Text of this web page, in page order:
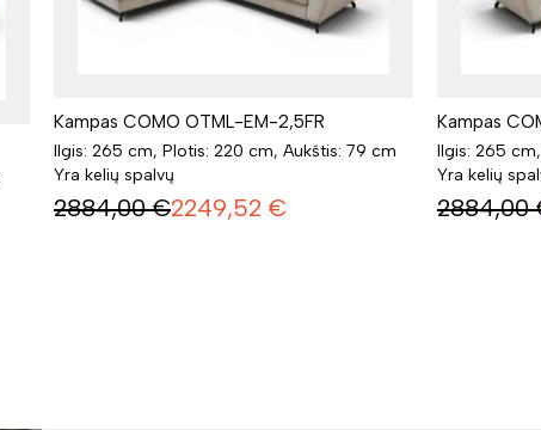
Kampas COMO OTML-EM-2,5FR
Ilgis: 265 cm, Plotis: 220 cm, Aukštis: 79 cm
Yra kelių spalvų
2884,00 €2249,52 €
Kampas
Ilgis: 265
Yra kelių
2884,00